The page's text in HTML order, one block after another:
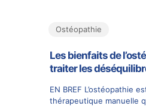
Ostéopathie
Les bienfaits de
traiter les
EN BREF L’ostéopathie
thérapeutique manuelle